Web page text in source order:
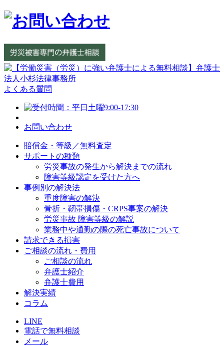
よくある質問
お問い合わせ
賠償金・等級／無料査定
サポートの種類
労災事故の発生から解決までの流れ
障害等級認定を受けた方へ
事例別の解決法
重度障害の解決
骨折・靭帯損傷・CRPS事案の解決
労災事故 障害等級の解説
業務中や通勤の際の死亡事故について
請求できる損害
ご相談の流れ・費用
ご相談の流れ
弁護士紹介
弁護士費用
解決実績
コラム
LINE
電話で無料相談
メール